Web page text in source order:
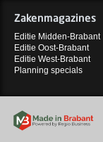
Zakenmagazines
Editie Midden-Brabant
Editie Oost-Brabant
Editie West-Brabant
Planning specials